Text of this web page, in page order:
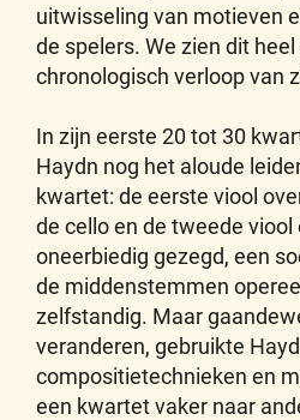
uitwisseling van motieven
de spelers. We zien dit
chronologisch verloop van
In zijn eerste 20 tot 30
Haydn nog het aloude
kwartet: de eerste viool
de cello en de tweede viool
oneerbiedig gezegd, een
de middenstemmen
zelfstandig. Maar
veranderen, gebruikte
compositietechnieken en
een kwartet vaker naar